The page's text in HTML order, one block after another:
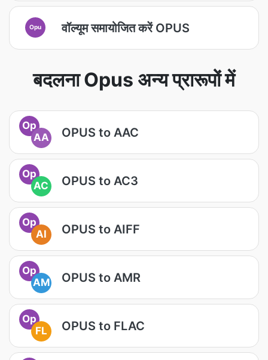
Opu वॉल्यूम समायोजित करें OPUS
बदलना Opus अन्य प्रारूपों में
Op
AA
OPUS to AAC
Op
AC
OPUS to AC3
Op
AI
OPUS to AIFF
Op
AM
OPUS to AMR
Op
FL
OPUS to FLAC